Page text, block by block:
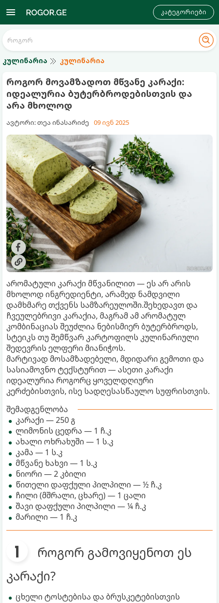
კატეგორიები
კულინარია კულინარია
როგორ მოვამზადოთ მწვანე კარაქი:
იდეალურია ბუტერბროდებისთვის და
არა მხოლოდ
ავტორი: თეა ინასარიძე 09 ივნ 2025
არომატული კარაქი მწვანილით — ეს არ არის
მხოლოდ ინგრედიენტი, არამედ ნამდვილი
დამხმარე თქვენს სამზარეულოში.შეხედავთ და
ჩვეულებრივი კარაქია, მაგრამ ამ არომატულ
კომბინაციას შეუძლია ნებისმიერ ბუტერბროდს,
სტეიკს თუ შემწვარ კარტოფილს კულინარიული
შედევრის ელფერი მიანიჭოს.
მარტივად მოსამზადებელი, მდიდარი გემოთი და
სასიამოვნო ტექსტურით — ასეთი კარაქი
იდეალურია როგორც ყოველდღიური
კერძებისთვის, ისე სადღესასწაულო სუფრისთვის.
შემადგენლობა
კარაქი — 250 გ
ლიმონის ცედრა — 1 ჩ.კ
ახალი ოხრახუში — 1 ს.კ
კამა — 1 ს.კ
მწვანე ხახვი — 1 ს.კ
ნიორი — 2 კბილი
წითელი დაფქული პილპილი — ½ ჩ.კ
ჩილი (მშრალი, ცხარე) — 1 ცალი
შავი დაფქული პილპილი — ¼ ჩ.კ
მარილი — 1 ჩ.კ
როგორ გამოვიყენოთ ეს
კარაქი?
ცხელი ტოსტებისა და ბრუსკეტებისთვის